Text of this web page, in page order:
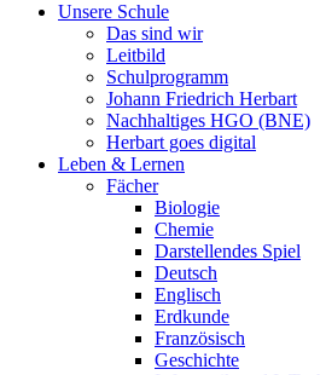
Unsere Schule
Das sind wir
Leitbild
Schulprogramm
Johann Friedrich Herbart
Nachhaltiges HGO (BNE)
Herbart goes digital
Leben & Lernen
Fächer
Biologie
Chemie
Darstellendes Spiel
Deutsch
Englisch
Erdkunde
Französisch
Geschichte